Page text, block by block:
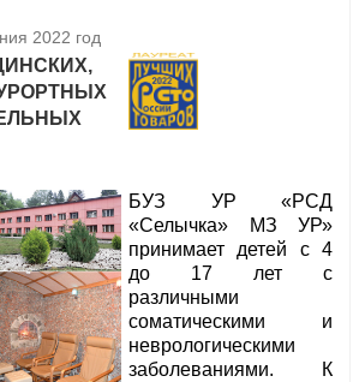
2022 год
БУЗ УР «РСД
«Селычка» МЗ УР»
принимает детей с 4
до 17 лет с
различными
соматическими и
неврологическими
заболеваниями. К